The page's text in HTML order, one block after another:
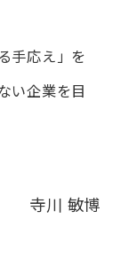
手応え」を
い企業を目
寺川 敏博